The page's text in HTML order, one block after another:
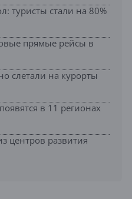
туристы стали на 80%
прямые рейсы в
слетали на курорты
в 11 регионах
центров развития